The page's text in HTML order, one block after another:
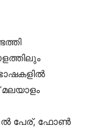
ൽ പേര്, ഫോൺ